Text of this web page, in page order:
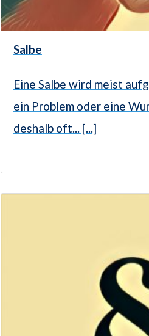
Salbe
Eine Salbe wird meist
ein Problem oder eine
deshalb oft... [...]